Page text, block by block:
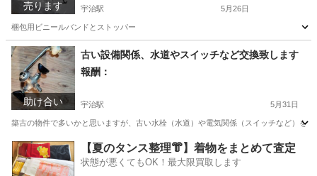
売ります 宇治駅 5月26日
梱包用ビニールバンドとストッパー
京都 宇治市 宇治駅 その他 ビニール
助け合い
古い設備関係、水道やスイッチなど交換致します
報酬：
宇治駅 5月31日
築古の物件で多いかと思いますが、古い水栓（水道）や電気関係（スイッチなど）を
京都 宇治市 宇治駅 手伝いたい/助けたい 築古
【夏のタンス整理👘】着物をまとめて査定
状態が悪くてもOK！最大限買取します